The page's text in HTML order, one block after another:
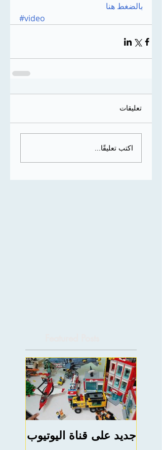
بالضغط هنا
#video
تعليقات
اكتب تعليقًا...
جديد على قناة اليوتيوب